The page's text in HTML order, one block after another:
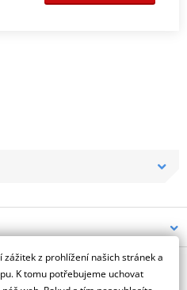
z prohlížení našich stránek a
K tomu potřebujeme uchovat